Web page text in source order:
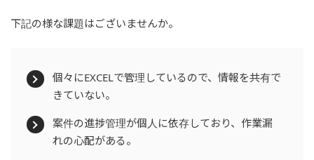
下記の様な課題はございませんか。
個々にEXCELで管理しているので、情報を共有で
きていない。
案件の進捗管理が個人に依存しており、作業漏
れの心配がある。